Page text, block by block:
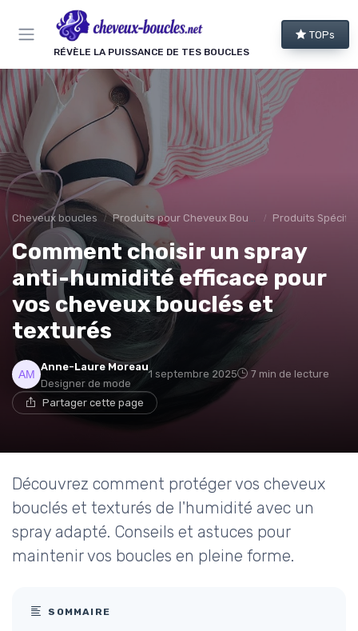
RÉVÈLE LA PUISSANCE DE TES BOUCLES
TOPs
Cheveux boucles Produits pour Cheveux Bouclés et Texturés Produits
Comment choisir un spray
anti-humidité efficace pour
vos cheveux bouclés et
texturés
Anne-Laure Moreau
Designer de mode
1 septembre 2025 7 min de lecture
Partager cette page
Découvrez comment protéger vos cheveux
bouclés et texturés de l'humidité avec un
spray adapté. Conseils et astuces pour
maintenir vos boucles en pleine forme.
SOMMAIRE
Panneau de gestion des cookies